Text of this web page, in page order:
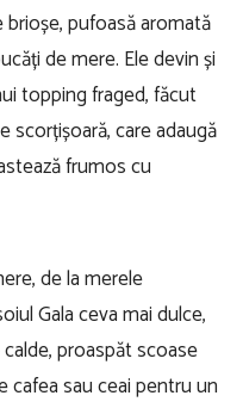
pufoasă aromată
de mere. Ele devin și
topping fraged, făcut
scorțișoară, care adaugă
frumos cu
de la merele
Gala ceva mai dulce,
proaspăt scoase
cafea sau ceai pentru un